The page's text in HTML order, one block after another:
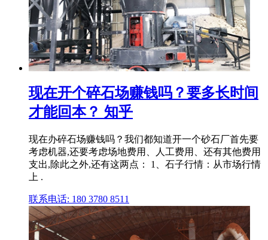
现在开个碎石场赚钱吗？要多长时间
才能回本？ 知乎
现在办碎石场赚钱吗？我们都知道开一个砂石厂首先要
考虑机器,还要考虑场地费用、人工费用、还有其他费用
支出,除此之外,还有这两点： 1、石子行情：从市场行情
上 .
联系电话: 180 3780 8511